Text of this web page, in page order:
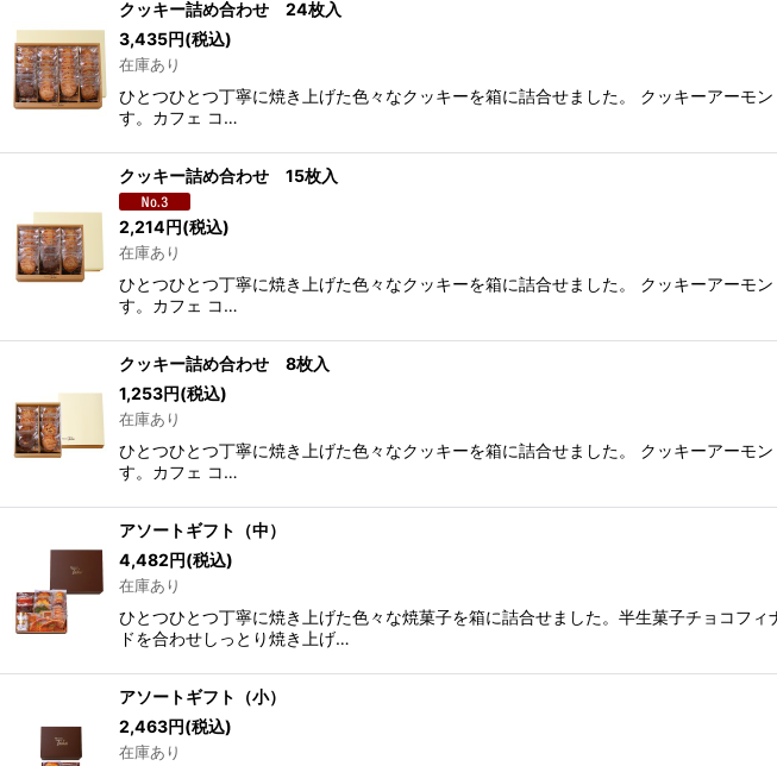
クッキー詰め合わせ 24枚入
3,435円(税込)
在庫あり
ひとつひとつ丁寧に焼き上げた色々なクッキーを箱に詰合せました。 クッキーアーモ
す。カフェ コ…
クッキー詰め合わせ 15枚入
2,214円(税込)
在庫あり
ひとつひとつ丁寧に焼き上げた色々なクッキーを箱に詰合せました。 クッキーアーモ
す。カフェ コ…
クッキー詰め合わせ 8枚入
1,253円(税込)
在庫あり
ひとつひとつ丁寧に焼き上げた色々なクッキーを箱に詰合せました。 クッキーアーモ
す。カフェ コ…
アソートギフト（中）
4,482円(税込)
在庫あり
ひとつひとつ丁寧に焼き上げた色々な焼菓子を箱に詰合せました。半生菓子チョコフ
ドを合わせしっとり焼き上げ…
アソートギフト（小）
2,463円(税込)
在庫あり